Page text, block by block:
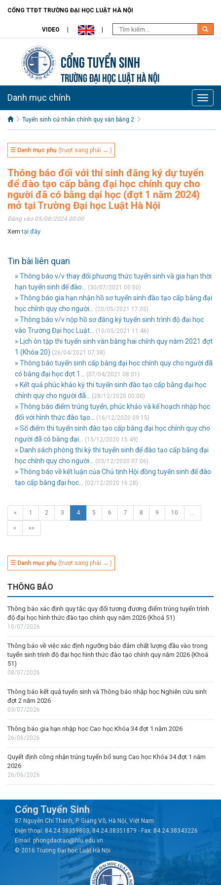
CỔNG TTĐT TRƯỜNG ĐẠI HỌC LUẬT HÀ NỘI
VIDEO
Cổng tuyển sinh
TRƯỜNG ĐẠI HỌC LUẬT HÀ NỘI
Toggle
Danh mục chính
Tuyển sinh cử nhân chính quy văn bằng 2
☰ Danh mục phụ (trượt sang phải → )
Thông báo đối với thí sinh đăng ký dự tuyển
để đào tạo cấp bằng đại học chính quy cho
người đã có bằng dại học (đợt 1 năm 2024)
mở tại Trường Đại học Luật Hà Nội
Đăng vào 05/08/2024 00:00
Xemtại đây
Tin bài liên quan
» Thông báo v/v thay đổi phương thức tuyển sinh và gia hạn thời
hạn tuyển sinh để đào...
(30/07/2021 00:00)
» Thông báo gia hạn nhận hồ sơ tuyển sinh đào tạo cấp bằng đại
học chính quy cho người...
(20/05/2021 17:05)
» Thông báo v/v nộp hồ sơ đăng ký tuyển sinh trình độ đại học
vào Trường Đại học Luật...
(10/05/2021 11:46)
» Lịch ôn tập thi tuyển sinh văn bằng hai chính quy năm 2021 đợt
1 (Khóa 20) (26/04/2021 07:38)
» Thông báo tuyển sinh cấp bằng đại học chính quy cho người đã
có bằng đại học đợt 1...
(07/04/2021 08:01)
» Kết quả phúc khảo kỳ thi tuyển sinh đào tạo cấp bằng đại học
chính quy cho người đã...
(28/12/2020 00:00)
» Thông báo điểm trúng tuyển, phúc khảo và kế hoạch nhập học
đối với hình thức đào tạo...
(16/12/2020 09:15)
» Sổ điểm thi tuyển sinh đào tạo cấp bằng đại học chính quy cho
người đã có bằng đại...
(15/12/2020 15:49)
» Danh sách phòng thi kỳ thi tuyển sinh để đào tạo cấp bằng đại
học chính quy cho người...
(03/12/2020 07:06)
» Thông báo về kết luận của Chủ tịnh Hội đồng tuyển sinh để đào
tạo cấp bằng đại học...
(02/12/2020 16:28)
« 1 2 3 4 5 6 7 8 9 10 …
» »»
☰ Danh mục phụ (trượt sang phải → )
THÔNG BÁO
Thông báo xác định quy tắc quy đổi tương đương điểm trúng tuyển trình
độ đại học hình thức đào tạo chính quy năm 2026 (Khoá 51)
10/07/2026
Thông báo về việc xác định ngưỡng bảo đảm chất lượng đầu vào trong
tuyển sinh trình độ đại học hình thức đào tạo chính quy năm 2026 (Khoá
51)
08/07/2026
Thông báo kết quả tuyển sinh và Thông báo nhập học Nghiên cứu sinh
đợt 2 năm 2026
03/07/2026
Thông báo gia hạn nhập học Cao học Khóa 34 đợt 1 năm 2026
26/06/2026
Quyết định công nhận trúng tuyển bổ sung Cao học Khóa 34 đợt 1 năm
2026
26/06/2026
Cổng Tuyển Sinh
87 Nguyễn Chí Thanh, P. Giảng Võ, Hà Nội, Việt Nam
Điện thoại: 84.24.38359803, 84.24.38351879 - Fax: 84.24.38343226
Email: phongdaotao@hlu.edu.vn
© 2016 Trường Đại học Luật Hà Nội